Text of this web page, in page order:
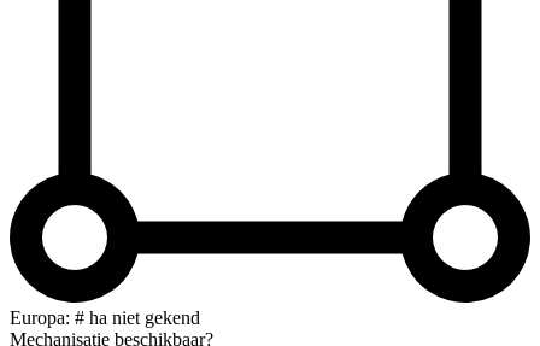
Europa: # ha niet gekend
Mechanisatie beschikbaar?